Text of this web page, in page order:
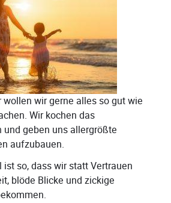
wir gerne alles so gut wie
Wir kochen das
und geben uns allergrößte
aufzubauen.
ist so, dass wir statt Vertrauen
blöde Blicke und zickige